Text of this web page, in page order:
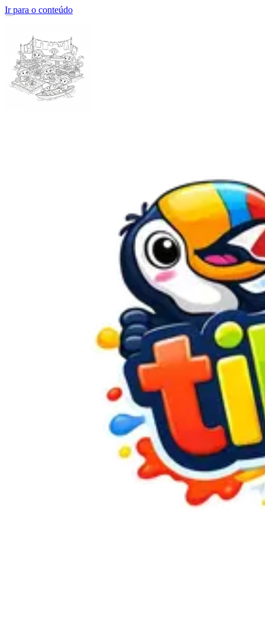
Ir para o conteúdo